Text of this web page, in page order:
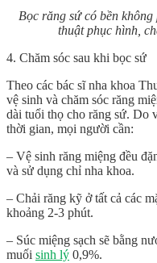
Bọc răng sứ có bền
thuật phục hình,
4. Chăm sóc sau khi bọc sứ
Theo các bác sĩ nha khoa
vệ sinh và chăm sóc răng
dài tuổi thọ cho răng sứ. Do
thời gian, mọi người cần:
– Vệ sinh răng miệng đều
và sử dụng chỉ nha khoa.
– Chải răng kỹ ở tất cả các
khoảng 2-3 phút.
– Súc miệng sạch sẽ bằng
muối sinh lý 0,9%.